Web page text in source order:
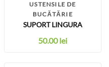
USTENSILE DE
BUCĂTĂRIE
SUPORT LINGURA
50.00lei